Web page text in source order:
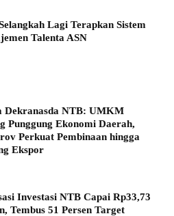
Lagi Terapkan Sistem
Talenta ASN
Dekranasda NTB: UMKM
Punggung Ekonomi Daerah,
Perkuat Pembinaan hingga
Ekspor
Investasi NTB Capai Rp33,73
Tembus 51 Persen Target